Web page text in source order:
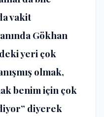
vakit
Gökhan
yeri çok
olmak,
benim için çok
diyerek